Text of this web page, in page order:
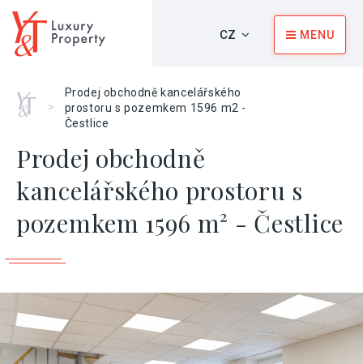
CZ MENU
Home
>
Prodej obchodně kancelářského
prostoru s pozemkem 1596 m2 -
Čestlice
Prodej obchodně
kancelářského prostoru s
pozemkem 1596 m² - Čestlice